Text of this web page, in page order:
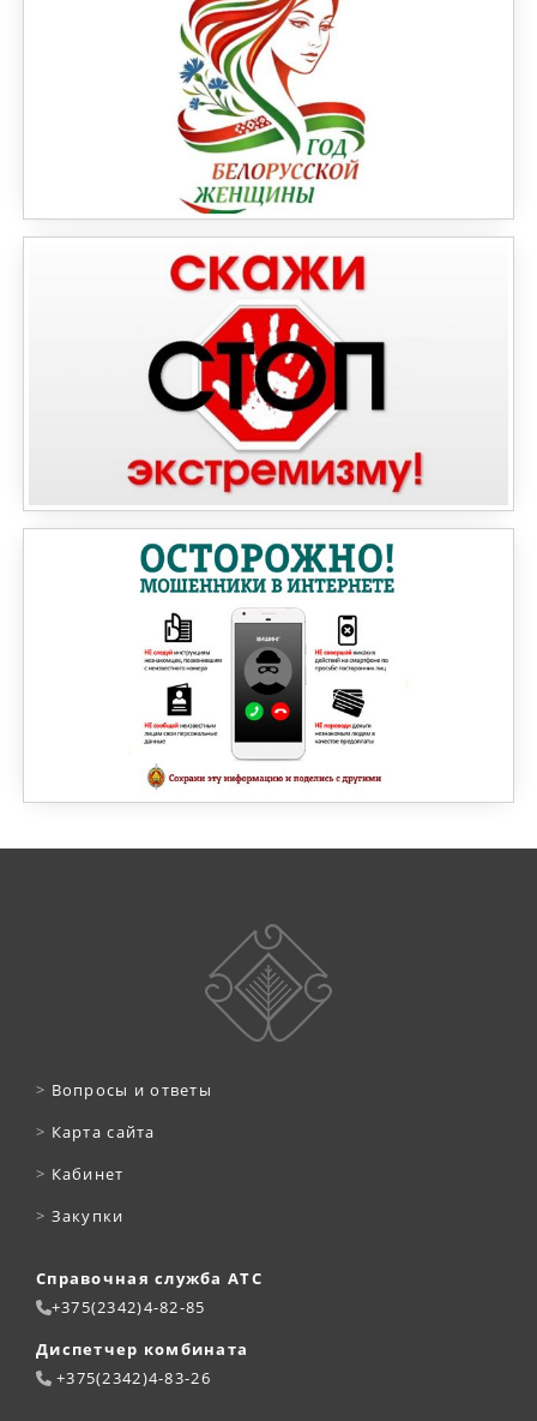
> Вопросы и ответы
> Карта сайта
> Кабинет
> Закупки
Справочная служба АТС
+375(2342)4-82-85
Диспетчер комбината
+375(2342)4-83-26